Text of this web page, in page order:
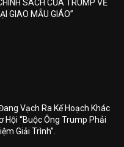
SÁCH CỦA TRUMP VỀ
GIAO MẪU GIÁO”
Vạch Ra Kế Hoạch Khác
Hội “Buộc Ông Trump Phải
Giải Trình”.